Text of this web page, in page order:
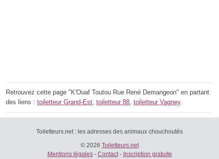
Retrouvez cette page "K'Ouaf Toutou Rue René Demangeon" en partant
des liens : toiletteur Grand-Est, toiletteur 88, toiletteur Vagney.
Toiletteurs.net : les adresses des animaux chouchoutés
© 2026 Toiletteurs.net
Mentions légales- Contact- Inscription gratuite